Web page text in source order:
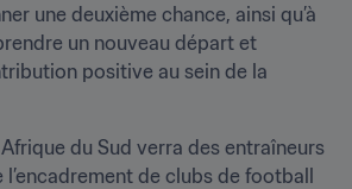
une deuxième chance, ainsi qu’à
un nouveau départ et
positive au sein de la
du Sud verra des entraîneurs
de clubs de football